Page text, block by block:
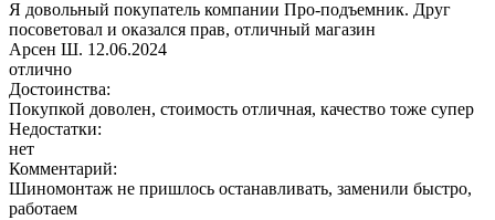
Я довольный покупатель компании Про-подъемник. Друг
посоветовал и оказался прав, отличный магазин
Арсен Ш. 12.06.2024
отлично
Достоинства:
Покупкой доволен, стоимость отличная, качество тоже супер
Недостатки:
нет
Комментарий:
Шиномонтаж не пришлось останавливать, заменили быстро,
работаем